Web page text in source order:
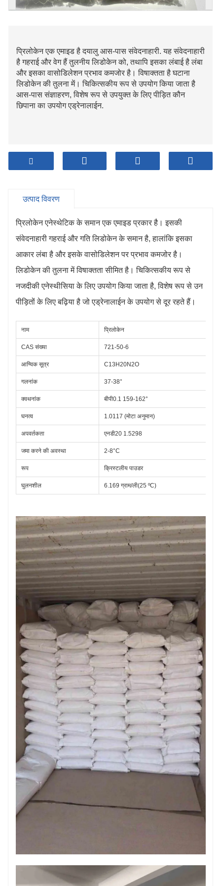
प्रिलोकेन एक एमाइड है दयालु आस-पास संवेदनाहारी. यह संवेदनाहारी
है गहराई और वेग हैं तुलनीय लिडोकेन को, तथापि इसका लंबाई है लंबा
और इसका वासोडिलेशन प्रभाव कमजोर है। विषाक्तता है घटाना
लिडोकेन की तुलना में। चिकित्सकीय रूप से उपयोग किया जाता है
आस-पास संज्ञाहरण, विशेष रूप से उपयुक्त के लिए पीड़ित कौन
छिपाना का उपयोग एड्रेनालाईन.
उत्पाद विवरण
प्रिलोकेन एनेस्थेटिक के समान एक एमाइड प्रकार है। इसकी
संवेदनाहारी गहराई और गति लिडोकेन के समान है, हालांकि इसका
आकार लंबा है और इसके वासोडिलेशन पर प्रभाव कमजोर है।
लिडोकेन की तुलना में विषाक्तता सीमित है। चिकित्सकीय रूप से
नजदीकी एनेस्थीसिया के लिए उपयोग किया जाता है, विशेष रूप से उन
पीड़ितों के लिए बढ़िया है जो एड्रेनालाईन के उपयोग से दूर रहते हैं।
नाम प्रिलोकेन
CAS संख्या 721-50-6
आण्विक सूत्र C13H20N2O
गलनांक 37-38°
क्वथनांक बीपी0.1 159-162°
घनत्व 1.0117 (मोटा अनुमान)
अपवर्तकता एनडी20 1.5298
जमा करने की अवस्था 2-8°C
रूप क्रिस्टलीय पाउडर
घुलनशील 6.169 ग्राम/ली(25 ºC)